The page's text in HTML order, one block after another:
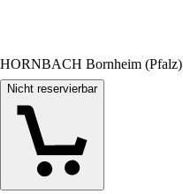
HORNBACH Bornheim (Pfalz)
Nicht reservierbar